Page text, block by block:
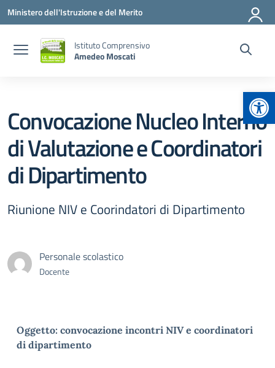
Vai ai contenuti
Vai al menu di navigazione
Vai al footer
Ministero dell'Istruzione e del Merito
Istituto Comprensivo
Amedeo Moscati
Convocazione Nucleo Interno
di Valutazione e Coordinatori
di Dipartimento
Riunione NIV e Coorindatori di Dipartimento
Personale scolastico
Docente
Oggetto: convocazione incontri NIV e coordinatori
di dipartimento